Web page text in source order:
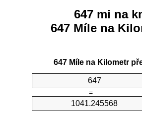
647 mi na
647 Míle na
647 Míle na Kilometr
=